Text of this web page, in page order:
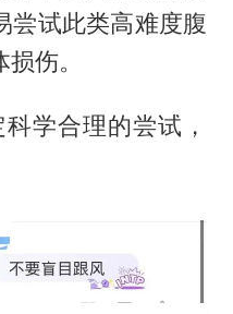
尝试此类高难度腹
伤。
学合理的尝试，